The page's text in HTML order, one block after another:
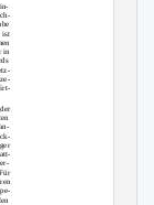
ist
in